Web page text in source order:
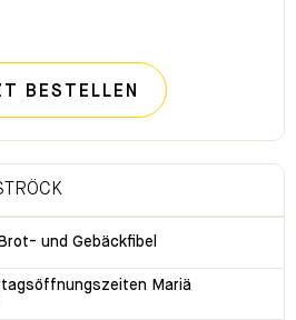
BESTELLEN
und Gebäckfibel
Mariä